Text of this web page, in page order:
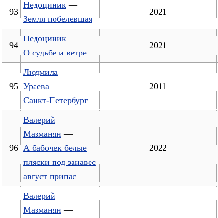
93
Недоциник —
Земля побелевшая
2021
94
Недоциник —
О судьбе и ветре
2021
95
Людмила
Ураева —
Санкт-Петербург
2011
96
Валерий
Мазманян —
А бабочек белые
пляски под занавес
август припас
2022
Валерий
Мазманян —